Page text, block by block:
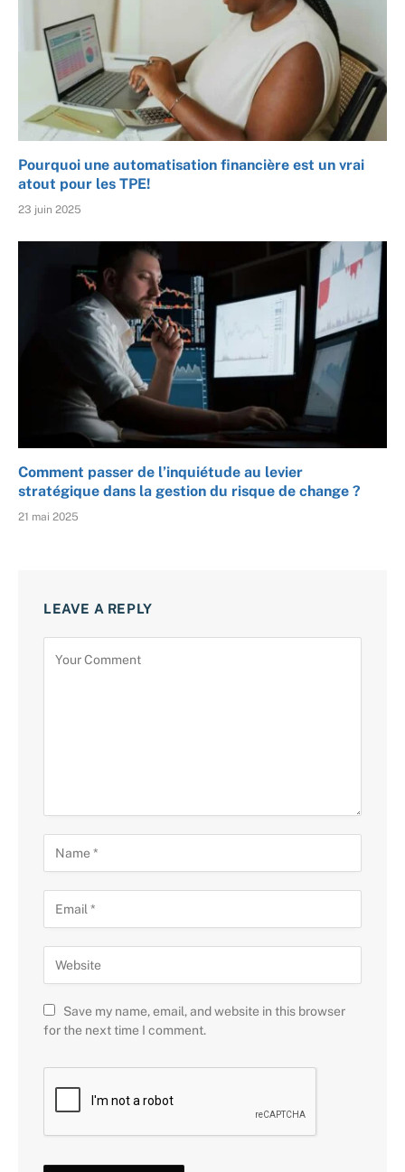
Pourquoi une automatisation financière est un vrai
atout pour les TPE!
23 juin 2025
Comment passer de l’inquiétude au levier
stratégique dans la gestion du risque de change ?
21 mai 2025
LEAVE A REPLY
Save my name, email, and website in this browser
for the next time I comment.